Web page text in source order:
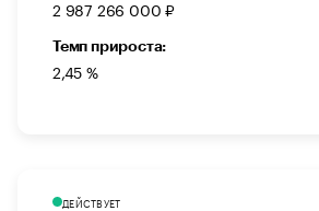
2 987 266 000 ₽
Темп прироста:
2,45 %
ДЕЙСТВУЕТ